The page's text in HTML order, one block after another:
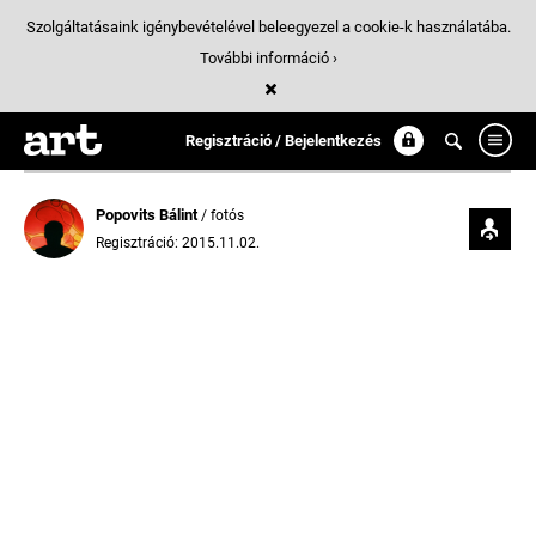
Regisztráció / Bejelentkezés
Popovits Bálint/ fotós
Regisztráció: 2015.11.02.
Szolgáltatásaink igénybevételével beleegyezel a cookie-k használatába.
További információ ›